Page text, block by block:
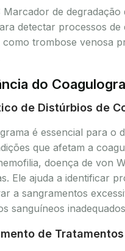
Marcador de degradação
detectar processos de
trombose venosa
do
de Distúrbios de
é essencial para o
que afetam a
doença de von
Ele ajuda a identificar
a sangramentos
sanguíneos
de Tratamentos